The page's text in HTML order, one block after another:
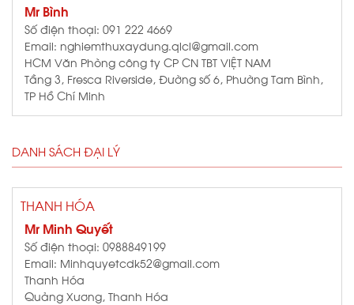
Mr Bình
Số điện thoại: 091 222 4669
Email: nghiemthuxaydung.qlcl@gmail.com
HCM Văn Phòng công ty CP CN TBT VIỆT NAM
Tầng 3, Fresca Riverside, Đường số 6, Phường Tam Bình,
TP Hồ Chí Minh
DANH SÁCH ĐẠI LÝ
THANH HÓA
Mr Minh Quyết
Số điện thoại: 0988849199
Email: Minhquyetcdk52@gmail.com
Thanh Hóa
Quảng Xương, Thanh Hóa